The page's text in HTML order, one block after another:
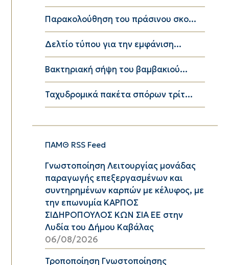
Παρακολούθηση του πράσινου σκο...
Δελτίο τύπου για την εμφάνιση...
Βακτηριακή σήψη του βαμβακιού...
Ταχυδρομικά πακέτα σπόρων τρίτ...
ΠΑΜΘ RSS Feed
Γνωστοποίηση Λειτουργίας μονάδας
παραγωγής επεξεργασμένων και
συντηρημένων καρπών με κέλυφος, με
την επωνυμία ΚΑΡΠΟΣ
ΣΙΔΗΡΟΠΟΥΛΟΣ ΚΩΝ ΣΙΑ ΕΕ στην
Λυδία του Δήμου Καβάλας
06/08/2026
Τροποποίηση Γνωστοποίησης